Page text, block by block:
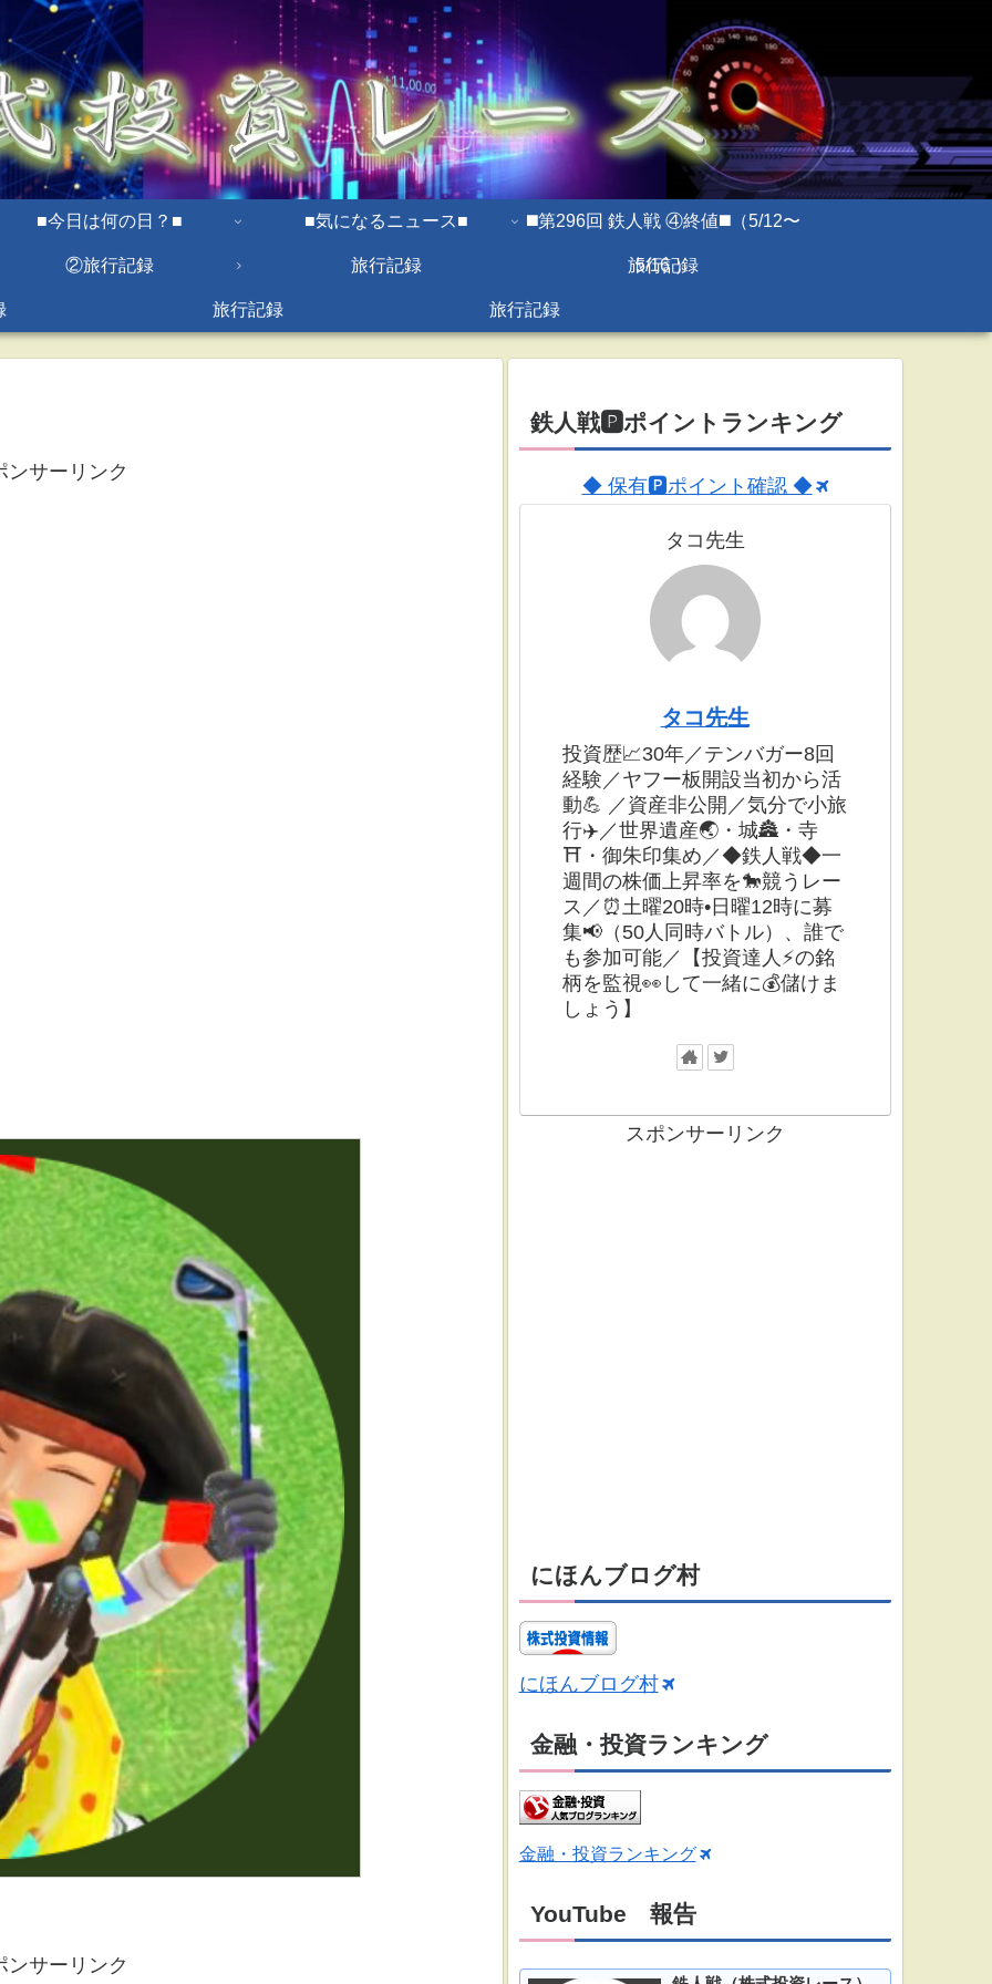
■今日は何の日？■ ■気になるニュース■ ◼️第296回 鉄人戦 ④終値◼️（5/12〜
5/16 ）
②旅行記録 旅行記録 旅行記録
旅行記録 旅行記録
ンサーリンク
ンサーリンク
鉄人戦🅿ポイントランキング
◆ 保有🅿ポイント確認 ◆
タコ先生
タコ先生
投資歴📈30年／テンバガー8回
経験／ヤフー板開設当初から活
動💪 ／資産非公開／気分で小旅
行✈️／世界遺産🌏・城🏯・寺
⛩・御朱印集め／◆鉄人戦◆一
週間の株価上昇率を🐎競うレー
ス／⏰土曜20時•日曜12時に募
集📢（50人同時バトル）、誰で
も参加可能／【投資達人⚡️の銘
柄を監視👀して一緒に💰儲けま
しょう】
スポンサーリンク
にほんブログ村
にほんブログ村
金融・投資ランキング
金融・投資ランキング
YouTube 報告